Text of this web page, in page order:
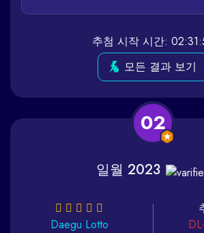
추첨 시작 시간:
모든 결과 보기
02
일월 2023
Daegu Lotto